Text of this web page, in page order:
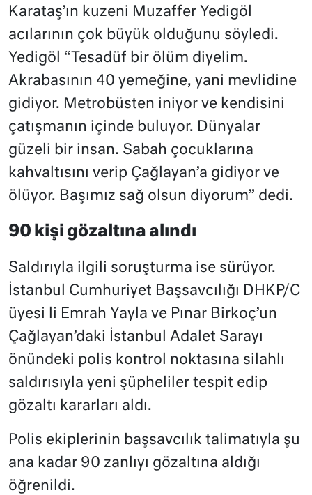
Karataş’ın kuzeni Muzaffer Yedigöl
acılarının çok büyük olduğunu söyledi.
Yedigöl “Tesadüf bir ölüm diyelim.
Akrabasının 40 yemeğine, yani mevlidine
gidiyor. Metrobüsten iniyor ve kendisini
çatışmanın içinde buluyor. Dünyalar
güzeli bir insan. Sabah çocuklarına
kahvaltısını verip Çağlayan’a gidiyor ve
ölüyor. Başımız sağ olsun diyorum” dedi.
90 kişi gözaltına alındı
Saldırıyla ilgili soruşturma ise sürüyor.
İstanbul Cumhuriyet Başsavcılığı DHKP/C
üyesi li Emrah Yayla ve Pınar Birkoç’un
Çağlayan’daki İstanbul Adalet Sarayı
önündeki polis kontrol noktasına silahlı
saldırısıyla yeni şüpheliler tespit edip
gözaltı kararları aldı.
Polis ekiplerinin başsavcılık talimatıyla şu
ana kadar 90 zanlıyı gözaltına aldığı
öğrenildi.